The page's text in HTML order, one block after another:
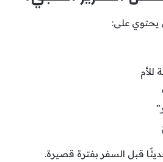
يحتوي على:
للأم
قبل السفر بفترة قصيرة.